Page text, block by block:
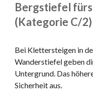
Bergstiefel
(Kategorie C/2)
Bei Klettersteigen in
Wanderstiefel geben
Untergrund. Das
Sicherheit aus.